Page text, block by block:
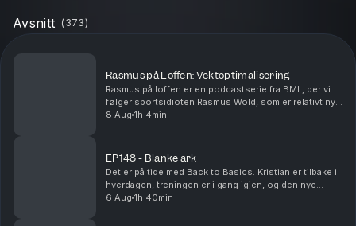
Avsnitt (373)
Rasmus på Loffen: Vektoptimalisering
Rasmus på loffen er en podcastserie fra BML, der vi
følger sportsidioten Rasmus Wold, som er relativt ny i
løpegamet. I denne episoden er temaet vekt! Gutta
8 Aug 1h 4min
EP148 - Blanke ark
Det er på tide med Back to Basics. Kristian er tilbake i
hverdagen, treningen er i gang igjen, og den nye
Woodway-mølla er endelig på plass. Vi snakker om
6 Aug 1h 40min